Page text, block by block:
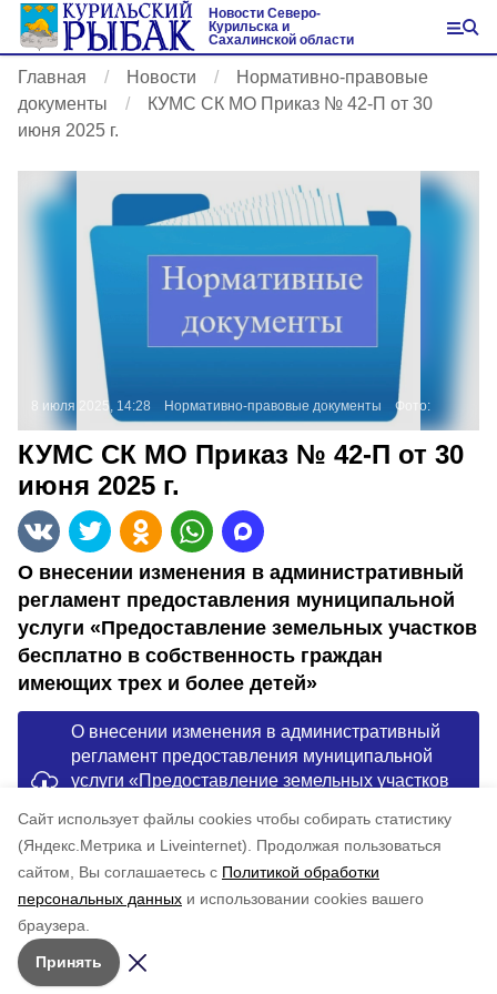
Cайт использует файлы cookies чтобы собирать статистику
(Яндекс.Метрика и Liveinternet).
Продолжая пользоваться
сайтом, Вы соглашаетесь с Политикой обработки
персональных данных и использовании cookies вашего
браузера.
Принять
Новости Северо-
Курильска и
Сахалинской области
Главная Новости
Нормативно-правовые
документы
КУМС СК МО Приказ № 42-П от 30
июня 2025 г.
8 июля 2025, 14:28 Нормативно-правовые документы Фото:
КУМС СК МО Приказ № 42-П от 30
июня 2025 г.
О внесении изменения в административный
регламент предоставления муниципальной
услуги «Предоставление земельных участков
бесплатно в собственность граждан
имеющих трех и более детей»
О внесении изменения в административный
регламент предоставления муниципальной
услуги «Предоставление земельных участков
трех и более детей»
по оценке
5